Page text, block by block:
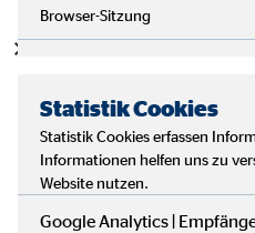
oder Laptop in Auftrag
folgt ein Foto oder QR-
eingescannt wird. Die
Überweisungsauftrag frei.
Browser-Sitzung
Statistik Cookies
Statistik Cookies erfassen
Informationen helfen uns zu
Website nutzen.
Google Analytics |